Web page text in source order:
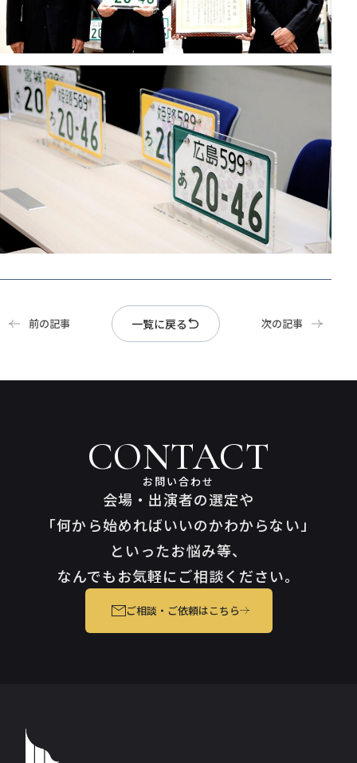
前の記事 一覧に戻る 次の記事
CONTACT
お問い合わせ
会場・出演者の選定や
「何から始めればいいのかわからない」
といったお悩み等、
なんでもお気軽にご相談ください。
ご相談・ご依頼はこちら